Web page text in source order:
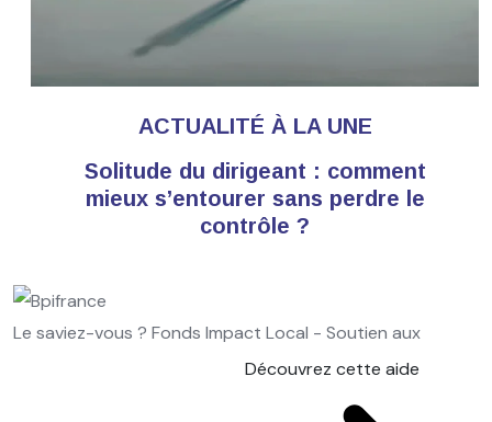
ACTUALITÉ À LA UNE
Solitude du dirigeant : comment
mieux s’entourer sans perdre le
contrôle ?
Le saviez-vous ? Fonds Impact Local - Soutien aux
Découvrez cette aide